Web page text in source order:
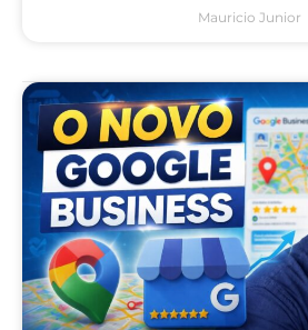
Mauricio Junior